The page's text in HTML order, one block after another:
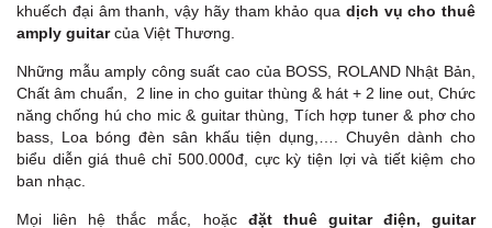
khuếch đại âm thanh, vậy hãy tham khảo qua dịch vụ cho thuê
amply guitarcủa Việt Thương.
Những mẫu amply công suất cao của BOSS, ROLAND Nhật Bản,
Chất âm chuẩn, 2 line in cho guitar thùng & hát + 2 line out, Chức
năng chống hú cho mic & guitar thùng, Tích hợp tuner & phơ cho
bass, Loa bóng đèn sân khấu tiện dụng,…. Chuyên dành cho
biểu diễn giá thuê chỉ 500.000đ, cực kỳ tiện lợi và tiết kiệm cho
ban nhạc.
Mọi liên hệ thắc mắc, hoặc đặt thuê guitar điện, guitar